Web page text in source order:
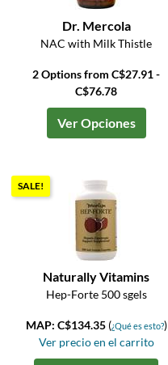
Dr. Mercola
NAC with Milk Thistle
2 Options from C$27.91 -
C$76.78
Ver Opciones
SALE!
Naturally Vitamins
Hep-Forte 500 sgels
MAP: C$134.35 (¿Qué es esto?)
Ver precio en el carrito